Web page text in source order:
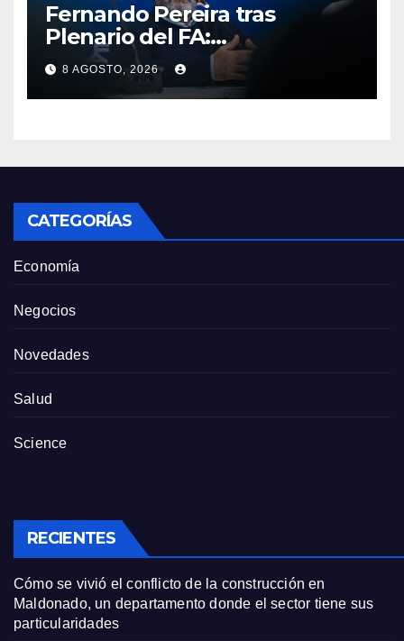
Fernando Pereira tras
Plenario del FA:
“Probablemente Orsi no
luzca tan bien en la tribuna”
como Lacalle Pou “pero en la
8 AGOSTO, 2026
CATEGORÍAS
Economía
Negocios
Novedades
Salud
Science
RECIENTES
Cómo se vivió el conflicto de la construcción en
Maldonado, un departamento donde el sector tiene sus
particularidades